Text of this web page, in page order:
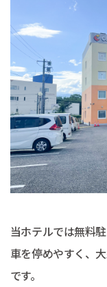
当ホテルでは無料
車を停めやすく、
です。